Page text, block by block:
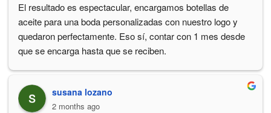
El resultado es espectacular, encargamos botellas de
aceite para una boda personalizadas con nuestro logo y
quedaron perfectamente. Eso sí, contar con 1 mes desde
que se encarga hasta que se reciben.
susana lozano
2 months ago